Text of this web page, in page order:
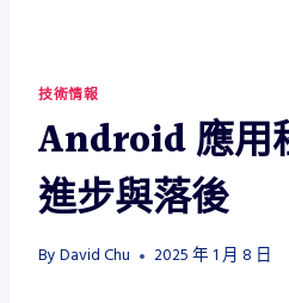
技術情報
Android 應用
進步與落後
By David Chu 2025 年 1 月 8 日